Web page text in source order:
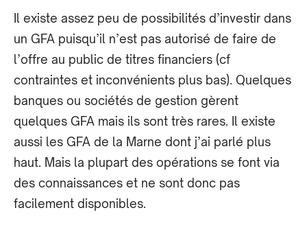
Il existe assez peu de possibilités d’investir dans
un GFA puisqu’il n’est pas autorisé de faire de
l’offre au public de titres financiers (cf
contraintes et inconvénients plus bas). Quelques
banques ou sociétés de gestion gèrent
quelques GFA mais ils sont très rares. Il existe
aussi les GFA de la Marne dont j’ai parlé plus
haut. Mais la plupart des opérations se font via
des connaissances et ne sont donc pas
facilement disponibles.